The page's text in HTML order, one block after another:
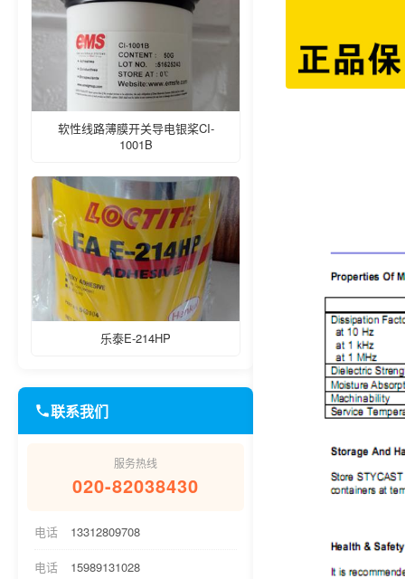
软性线路薄膜开关导电银桨CI-
1001B
乐泰E-214HP
联系我们
服务热线
020-82038430
电话 13312809708
电话 15989131028